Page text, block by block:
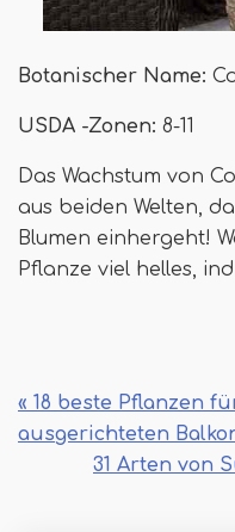
Botanischer Name:
USDA -Zonen: 8-11
Das Wachstum von
aus beiden Welten,
Blumen einhergeht!
Pflanze viel helles,
« 18 beste Pflanzen
ausgerichteten
31 Arten von